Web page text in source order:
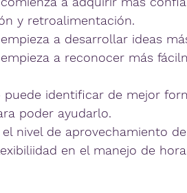
y retroalimentación.
a desarrollar ideas
a reconocer más
puede identificar de mejor
poder ayudarlo.
el nivel de aprovechamiento
en el manejo de